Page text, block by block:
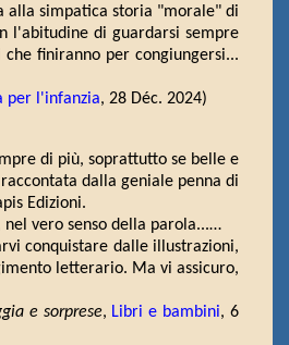
alla simpatica storia "morale" di
l'abitudine di guardarsi sempre
finiranno per congiungersi...
per l'infanzia, 28 Déc. 2024)
di più, soprattutto se belle e
dalla geniale penna di
Edizioni.
vero senso della parola...…
conquistare dalle illustrazioni,
letterario. Ma vi assicuro,
e sorprese, Libri e bambini, 6